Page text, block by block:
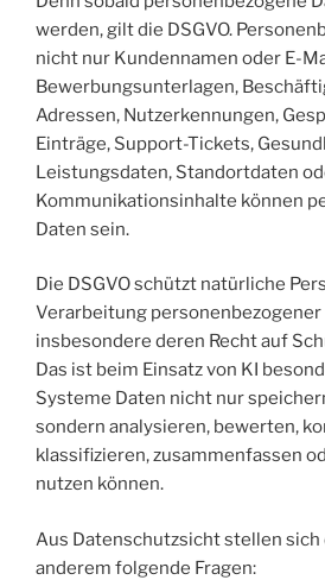
werden, gilt die DSGVO.
nicht nur Kundennamen oder E-
Bewerbungsunterlagen,
Adressen, Nutzerkennungen,
Einträge, Support-Tickets,
Leistungsdaten, Standortdaten
Kommunikationsinhalte können
Daten sein.
Die DSGVO schützt natürliche
Verarbeitung personenbezogener
insbesondere deren Recht auf
Das ist beim Einsatz von KI
Systeme Daten nicht nur
sondern analysieren, bewerten,
klassifizieren, zusammenfassen
nutzen können.
Aus Datenschutzsicht stellen
anderem folgende Fragen: